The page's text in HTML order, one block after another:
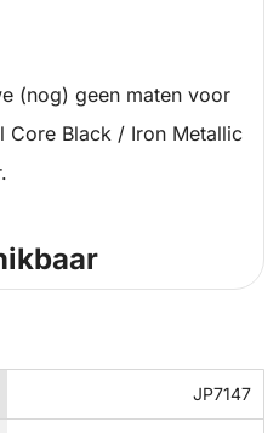
(nog) geen maten voor
Core Black / Iron Metallic
JP7147